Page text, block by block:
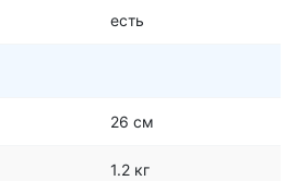
есть
26 см
1.2 кг